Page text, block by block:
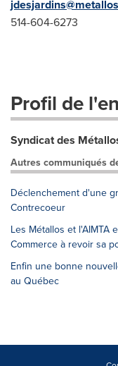
514-604-6273
Profil de
Syndicat des
Autres communiqués
Déclenchement d'une
Contrecoeur
Les Métallos et l'AIMTA
Commerce à revoir sa
Enfin une bonne
au Québec